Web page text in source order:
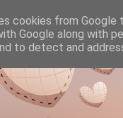
cookies from Google
Google along with
to detect and